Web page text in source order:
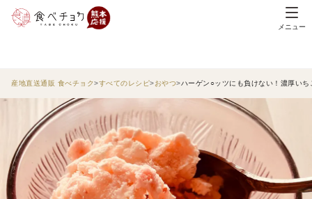
メニュー
産地直送通販 食べチョク すべてのレシピ おやつ ハーゲン○ッツにも負けない！濃厚い